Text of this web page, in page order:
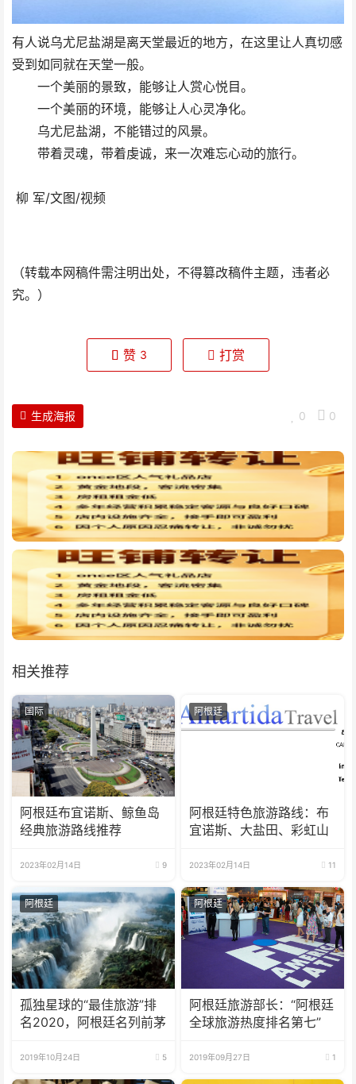
有人说乌尤尼盐湖是离天堂最近的地方，在这里让人真切感
受到如同就在天堂一般。
一个美丽的景致，能够让人赏心悦目。
一个美丽的环境，能够让人心灵净化。
乌尤尼盐湖，不能错过的风景。
带着灵魂，带着虔诚，来一次难忘心动的旅行。
柳 军/文图/视频
（转载本网稿件需注明出处，不得篡改稿件主题，违者必
究。）
赞 3 打赏
0 0
生成海报
相关推荐
国际
阿根廷布宜诺斯、鲸鱼岛
经典旅游路线推荐
2023年02月14日 9
阿根廷
阿根廷特色旅游路线：布
宜诺斯、大盐田、彩虹山
2023年02月14日 11
阿根廷
孤独星球的“最佳旅游”排
名2020，阿根廷名列前茅
2019年10月24日 5
阿根廷
阿根廷旅游部长：“阿根廷
全球旅游热度排名第七”
2019年09月27日 1